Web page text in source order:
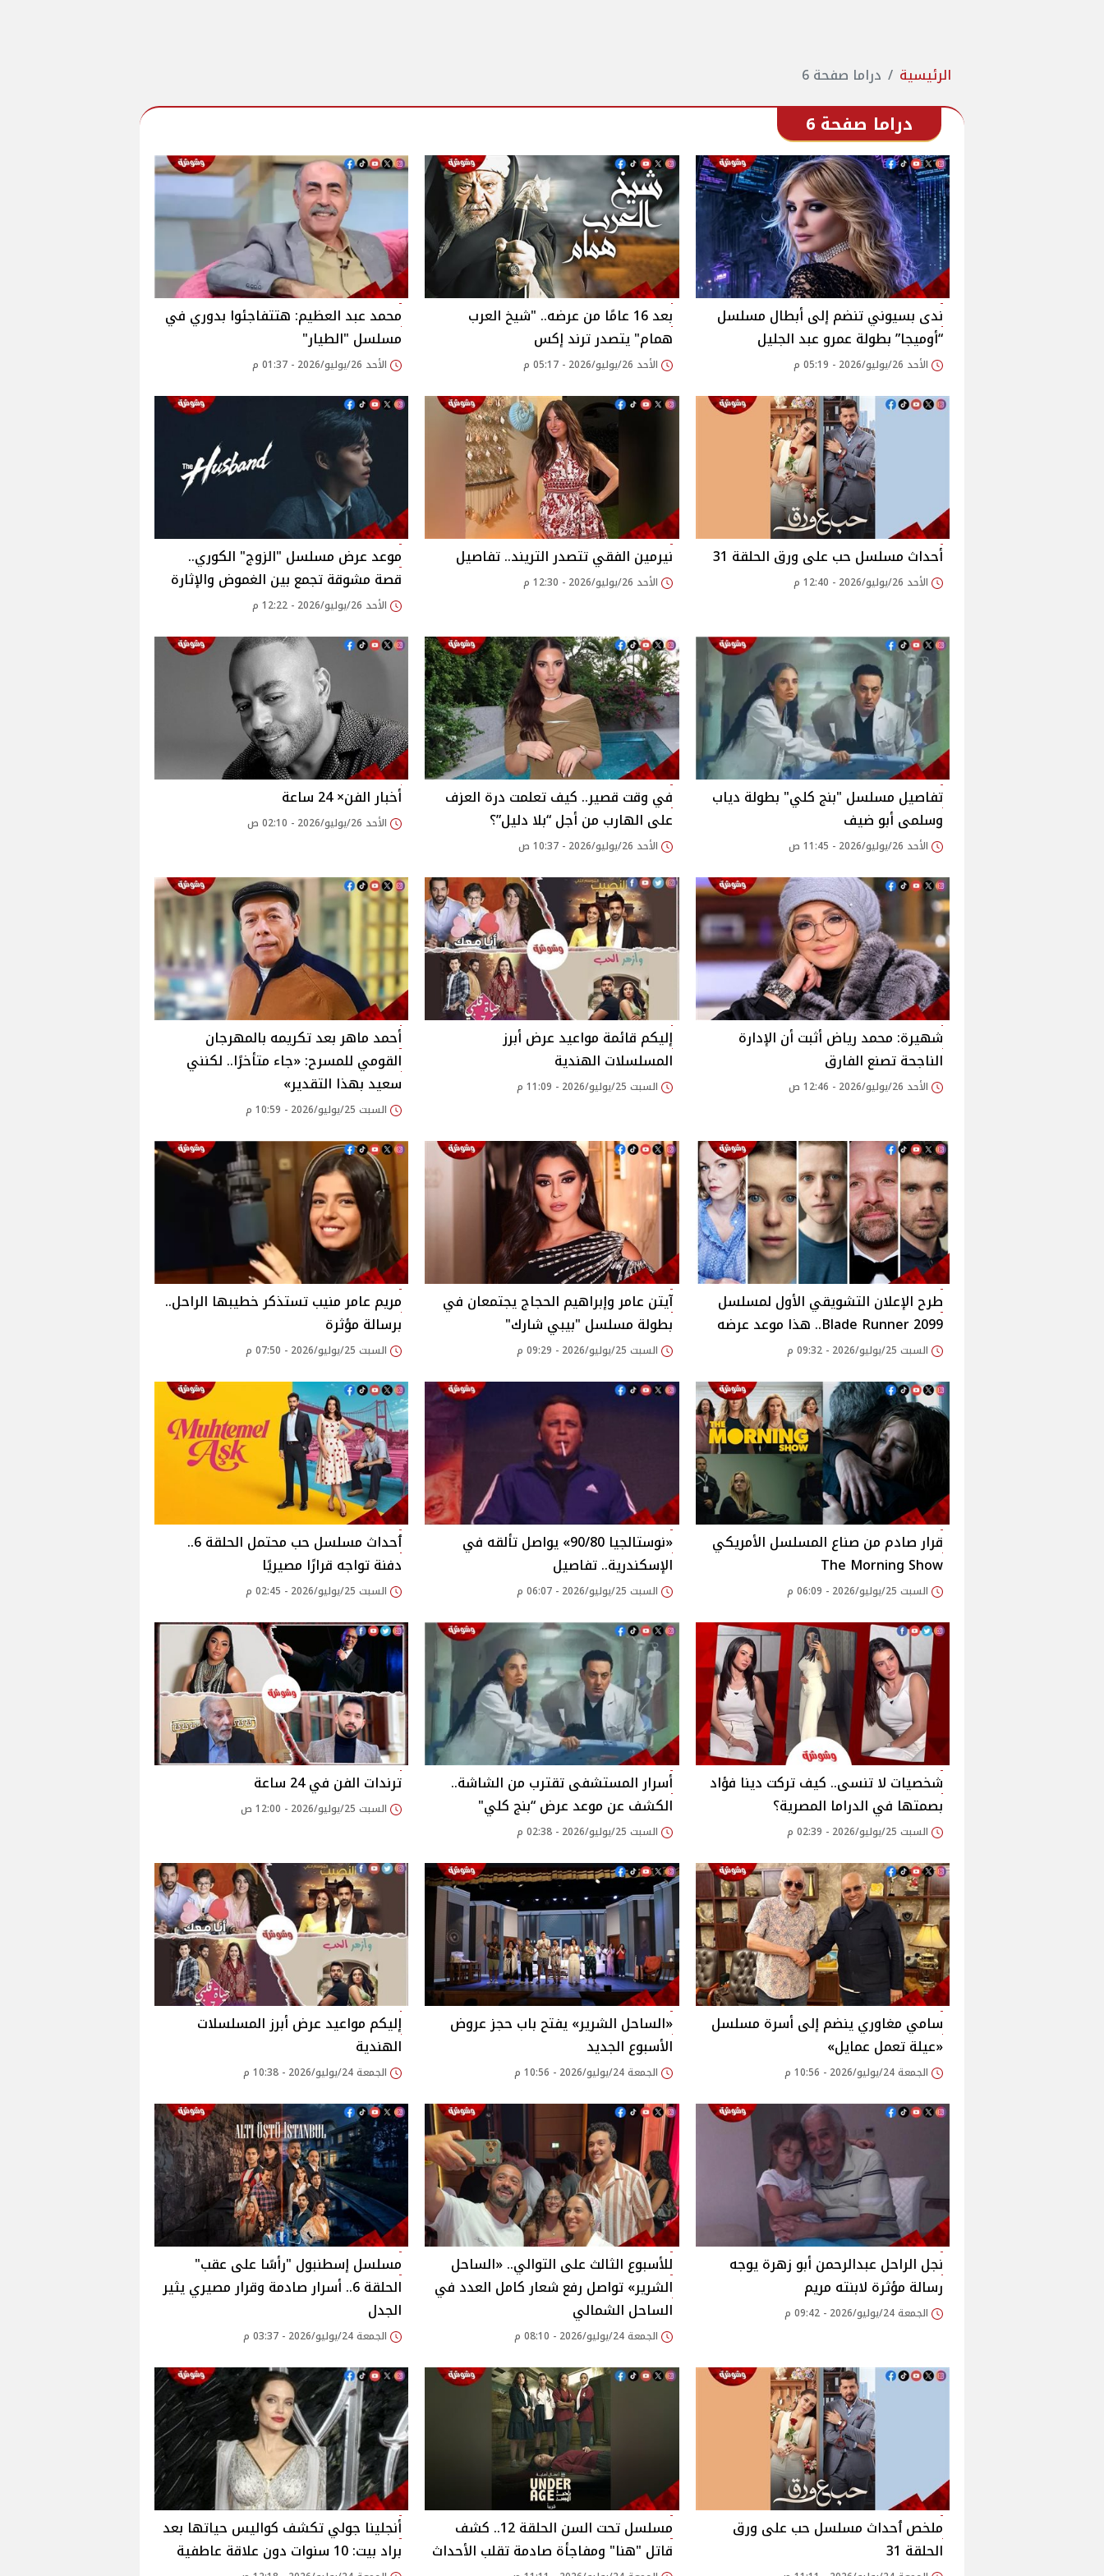
الرئيسية دراما صفحة 6
دراما صفحة 6
ندى بسيوني تنضم إلى أبطال مسلسل
“أوميجا” بطولة عمرو عبد الجليل
الأحد 26/يوليو/2026 - 05:19 م
بعد 16 عامًا من عرضه.. "شيخ العرب
همام" يتصدر ترند إكس
الأحد 26/يوليو/2026 - 05:17 م
محمد عبد العظيم: هتتفاجئوا بدوري في
مسلسل "الطيار"
الأحد 26/يوليو/2026 - 01:37 م
أحداث مسلسل حب على ورق الحلقة 31
الأحد 26/يوليو/2026 - 12:40 م
نيرمين الفقي تتصدر التريند.. تفاصيل
الأحد 26/يوليو/2026 - 12:30 م
موعد عرض مسلسل "الزوج" الكوري..
قصة مشوقة تجمع بين الغموض والإثارة
الأحد 26/يوليو/2026 - 12:22 م
تفاصيل مسلسل "بنج كلي" بطولة دياب
وسلمى أبو ضيف
الأحد 26/يوليو/2026 - 11:45 ص
في وقت قصير.. كيف تعلمت درة العزف
على الهارب من أجل “بلا دليل”؟
الأحد 26/يوليو/2026 - 10:37 ص
أخبار الفن× 24 ساعة
الأحد 26/يوليو/2026 - 02:10 ص
شهيرة: محمد رياض أثبت أن الإدارة
الناجحة تصنع الفارق
الأحد 26/يوليو/2026 - 12:46 ص
إليكم قائمة مواعيد عرض أبرز
المسلسلات الهندية
السبت 25/يوليو/2026 - 11:09 م
أحمد ماهر بعد تكريمه بالمهرجان
القومي للمسرح: «جاء متأخرًا.. لكنني
سعيد بهذا التقدير»
السبت 25/يوليو/2026 - 10:59 م
طرح الإعلان التشويقي الأول لمسلسل
Blade Runner 2099.. هذا موعد عرضه
السبت 25/يوليو/2026 - 09:32 م
آيتن عامر وإبراهيم الحجاج يجتمعان في
بطولة مسلسل "بيبي شارك"
السبت 25/يوليو/2026 - 09:29 م
مريم عامر منيب تستذكر خطيبها الراحل..
برسالة مؤثرة
السبت 25/يوليو/2026 - 07:50 م
قرار صادم من صناع المسلسل الأمريكي
The Morning Show
السبت 25/يوليو/2026 - 06:09 م
«نوستالجيا 90/80» يواصل تألقه في
الإسكندرية.. تفاصيل
السبت 25/يوليو/2026 - 06:07 م
ٲحداث مسلسل حب محتمل الحلقة 6..
دفنة تواجه قرارًا مصيريًا
السبت 25/يوليو/2026 - 02:45 م
شخصيات لا تنسى.. كيف تركت دينا فؤاد
بصمتها في الدراما المصرية؟
السبت 25/يوليو/2026 - 02:39 م
أسرار المستشفى تقترب من الشاشة..
الكشف عن موعد عرض “بنج كلي"
السبت 25/يوليو/2026 - 02:38 م
ترندات الفن في 24 ساعة
السبت 25/يوليو/2026 - 12:00 ص
سامي مغاوري ينضم إلى أسرة مسلسل
«عيلة تعمل عمايل»
الجمعة 24/يوليو/2026 - 10:56 م
«الساحل الشرير» يفتح باب حجز عروض
الأسبوع الجديد
الجمعة 24/يوليو/2026 - 10:56 م
إليكم مواعيد عرض أبرز المسلسلات
الهندية
الجمعة 24/يوليو/2026 - 10:38 م
نجل الراحل عبدالرحمن أبو زهرة يوجه
رسالة مؤثرة لابنته مريم
الجمعة 24/يوليو/2026 - 09:42 م
للأسبوع الثالث على التوالي.. «الساحل
الشرير» تواصل رفع شعار كامل العدد في
الساحل الشمالي
الجمعة 24/يوليو/2026 - 08:10 م
مسلسل إسطنبول "رأسًا على عقب"
الحلقة 6.. أسرار صادمة وقرار مصيري يثير
الجدل
الجمعة 24/يوليو/2026 - 03:37 م
ملخص ٲحداث مسلسل حب على ورق
الحلقة 31
مسلسل تحت السن الحلقة 12.. كشف
قاتل "هنا" ومفاجأة صادمة تقلب الأحداث
أنجلينا جولي تكشف كواليس حياتها بعد
براد بيت: 10 سنوات دون علاقة عاطفية